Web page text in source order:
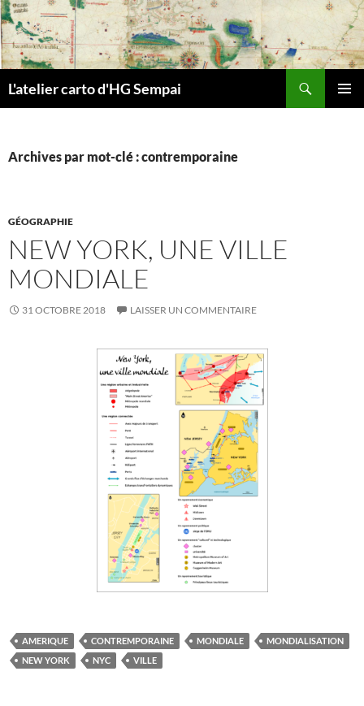
Aller
au
contenu
L'atelier carto d'HG Sempai
Archives par mot-clé : contremporaine
GÉOGRAPHIE
NEW YORK, UNE VILLE
MONDIALE
31 OCTOBRE 2018 LAISSER UN COMMENTAIRE
AMERIQUE CONTREMPORAINE MONDIALE
MONDIALISATION
NEW YORK
NYC VILLE